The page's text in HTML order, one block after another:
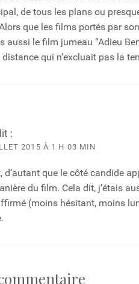
de tous les plans ou
que les films portés par son
aussi le film jumeau “Adieu
qui n’excluait pas la
:
2015 À 1 H 03 MIN
d’autant que le côté candide
du film. Cela dit, j’étais
(moins hésitant, moins